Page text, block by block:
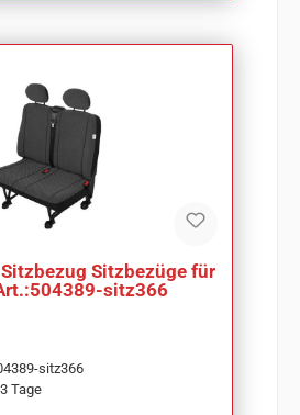
Sitzbezüge für
sitz366
sitz366
Tage